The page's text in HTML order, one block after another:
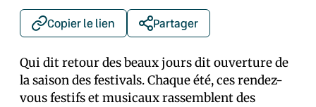
Copier le lien Partager
Qui dit retour des beaux jours dit ouverture de
la saison des festivals. Chaque été, ces rendez-
vous festifs et musicaux rassemblent des